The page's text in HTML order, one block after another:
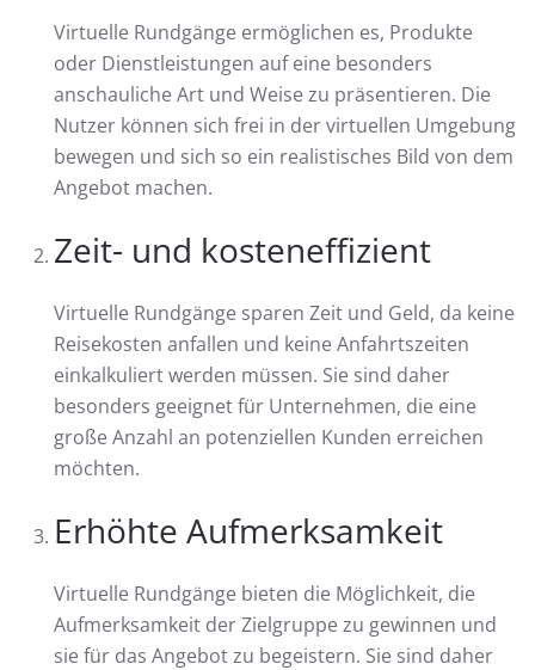
Virtuelle Rundgänge ermöglichen es, Produkte
oder Dienstleistungen auf eine besonders
anschauliche Art und Weise zu präsentieren. Die
Nutzer können sich frei in der virtuellen Umgebung
bewegen und sich so ein realistisches Bild von dem
Angebot machen.
Zeit- und kosteneffizient
Virtuelle Rundgänge sparen Zeit und Geld, da keine
Reisekosten anfallen und keine Anfahrtszeiten
einkalkuliert werden müssen. Sie sind daher
besonders geeignet für Unternehmen, die eine
große Anzahl an potenziellen Kunden erreichen
möchten.
Erhöhte Aufmerksamkeit
Virtuelle Rundgänge bieten die Möglichkeit, die
Aufmerksamkeit der Zielgruppe zu gewinnen und
sie für das Angebot zu begeistern. Sie sind daher